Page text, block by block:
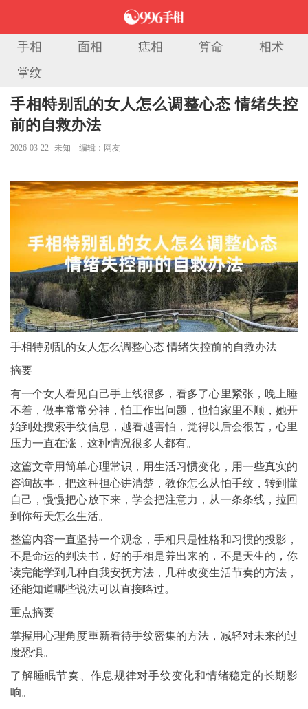
手相 面相 痣相 算命
相术
掌纹
当前位置：
手相特别乱的女人怎么调整心态 情绪失控
前的自救办法
2026-03-22 未知 编辑：网友
手相特别乱的女人怎么调整心态 情绪失控前的自救办法
摘要
有一个女人看见自己手上线很多，看多了心里紧张，晚上睡
不着，做事常常分神，怕工作出问题，也怕家里不顺，她开
始到处搜索手纹信息，越看越害怕，觉得以后会很苦，心里
压力一直在涨，这种情况很多人都有。
这篇文章用简单心理常识，用生活习惯变化，用一些真实的
咨询故事，把这种担心讲清楚，教你怎么从怕手纹，转到懂
自己，慢慢把心放下来，学会把注意力，从一条条线，拉回
到你每天怎么生活。
整篇内容一直坚持一个观念，手相只是性格和习惯的投影，
不是命运的判决书，好的手相是养出来的，不是天生的，你
读完能学到几种自我安抚方法，几种改变生活节奏的方法，
还能知道哪些说法可以直接略过。
重点摘要
掌握用心理角度重新看待手纹密集的方法，减轻对未来的过
度恐惧。
了解睡眠节奏、作息规律对手纹变化和情绪稳定的长期影
响。